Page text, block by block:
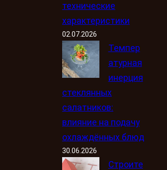
технические
характеристики
02.07.2026
Темпер
атурная
инерция
стеклянных
салатников:
влияние на подачу
охлаждённых блюд
30.06.2026
Строите